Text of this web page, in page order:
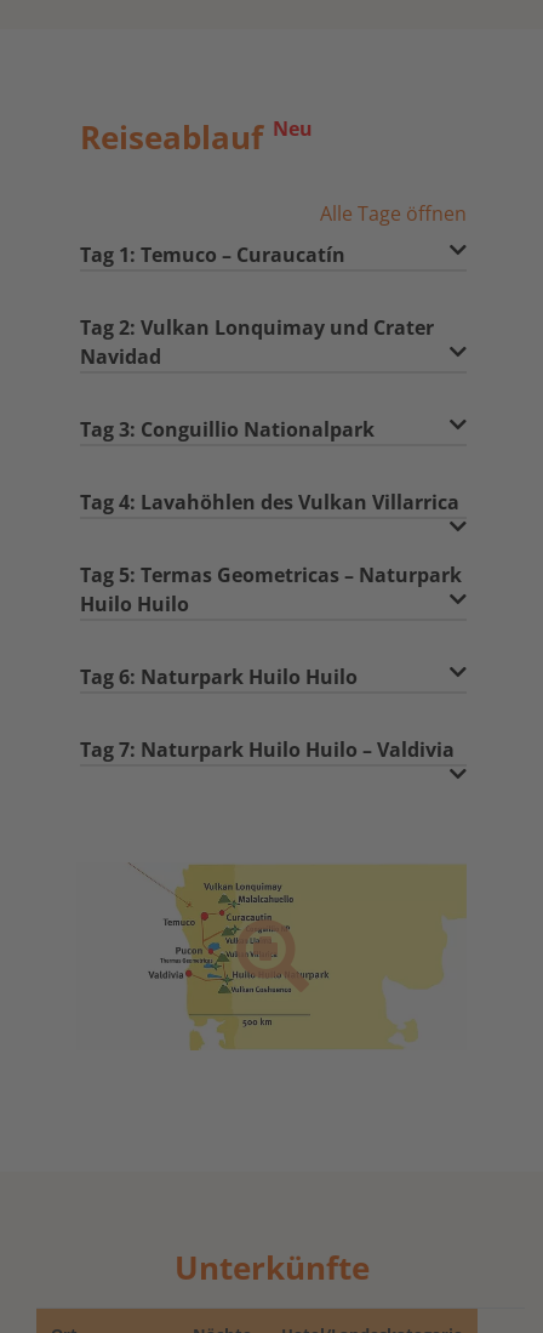
Reiseablauf Neu
Alle Tage öffnen
Tag 1: Temuco – Curaucatín
Tag 2: Vulkan Lonquimay und Crater
Navidad
Tag 3: Conguillio Nationalpark
Tag 4: Lavahöhlen des Vulkan Villarrica
Tag 5: Termas Geometricas – Naturpark
Huilo Huilo
Tag 6: Naturpark Huilo Huilo
Tag 7: Naturpark Huilo Huilo – Valdivia
Unterkünfte